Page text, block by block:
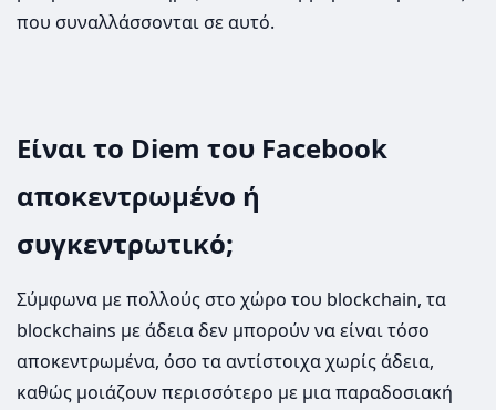
που συναλλάσσονται σε αυτό.
Είναι το Diem του Facebook
αποκεντρωμένο ή
συγκεντρωτικό;
Σύμφωνα με πολλούς στο χώρο του blockchain, τα
blockchains με άδεια δεν μπορούν να είναι τόσο
αποκεντρωμένα, όσο τα αντίστοιχα χωρίς άδεια,
καθώς μοιάζουν περισσότερο με μια παραδοσιακή